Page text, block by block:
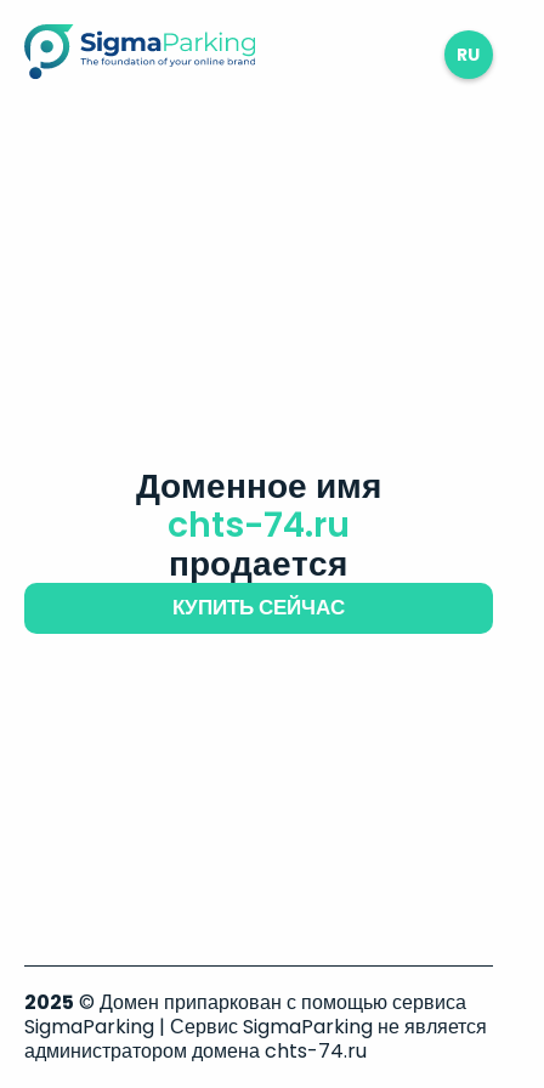
RU
Доменное имя
chts-74.ru
продается
КУПИТЬ СЕЙЧАС
2025 © Домен припаркован с помощью сервиса
SigmaParking | Сервис SigmaParking не является
администратором домена chts-74.ru